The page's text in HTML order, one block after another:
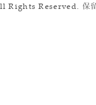
Rights Reserved. 保